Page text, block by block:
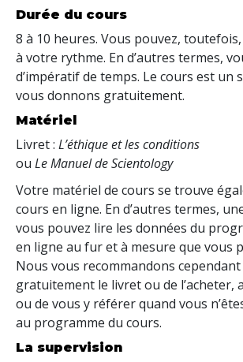
Durée du cours
8 à 10 heures. Vous pouvez,
à votre rythme. En d’autres termes,
d’impératif de temps. Le cours est un
vous donnons gratuitement.
Matériel
Livret : L’éthique et les conditions
ou Le Manuel de Scientology
Votre matériel de cours se trouve
cours en ligne. En d’autres termes,
vous pouvez lire les données du
en ligne au fur et à mesure que vous
Nous vous recommandons
gratuitement le livret ou de l’acheter,
ou de vous y référer quand vous
au programme du cours.
La supervision